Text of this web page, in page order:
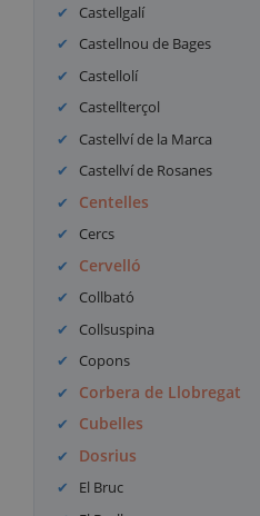
Castellgalí
Castellnou de Bages
Castellolí
Castellterçol
Castellví de la Marca
Castellví de Rosanes
Centelles
Cercs
Cervelló
Collbató
Collsuspina
Copons
Corbera de Llobregat
Cubelles
Dosrius
El Bruc